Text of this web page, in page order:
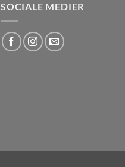
SOCIALE MEDIER